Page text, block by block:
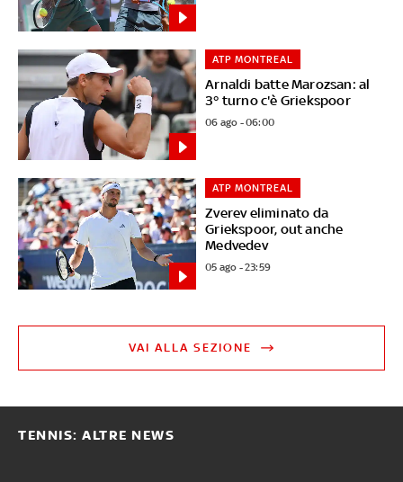
Arnaldi batte Marozsan: al
3° turno c'è Griekspoor
ATP MONTREAL
06 ago - 06:00
Zverev eliminato da
Griekspoor, out anche
Medvedev
ATP MONTREAL
05 ago - 23:59
VAI ALLA SEZIONE
TENNIS: ALTRE NEWS